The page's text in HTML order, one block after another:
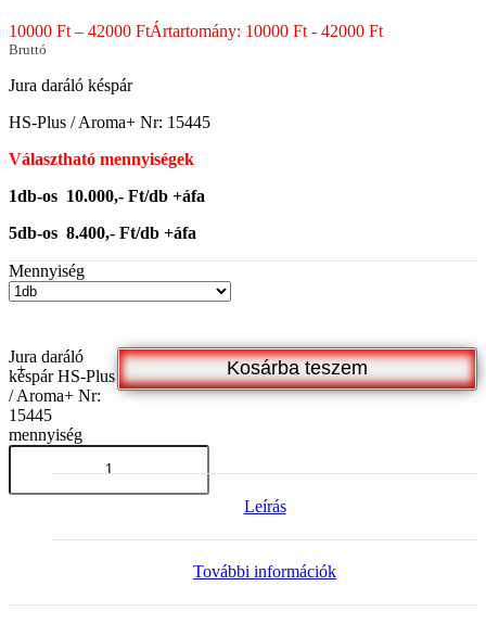
10000 Ft – 42000 FtÁrtartomány: 10000 Ft - 42000 Ft
Bruttó
Jura daráló késpár
HS-Plus / Aroma+ Nr: 15445
Választható mennyiségek
1db-os 10.000,- Ft/db +áfa
5db-os 8.400,- Ft/db +áfa
Mennyiség
Jura daráló
késpár HS-Plus
/ Aroma+ Nr:
15445
mennyiség
Kosárba teszem
Leírás
További információk